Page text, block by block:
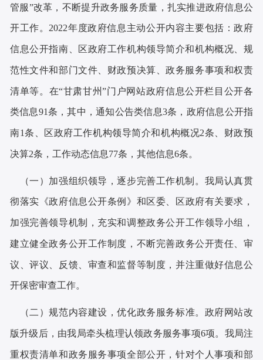
管服”改革， 不断提升政务服务质量，扎实推进政府信息公
开工作。2022年度政府信息主动公开内容主要包括：政府
信息公开指南、区政府工作机构领导简介和机构概况、规
范性文件和部门文件、财政预决算、政务服务事项和权责
清单等。在“甘肃甘州”门户网站政府信息公开栏目公开各
类信息91条，其中，通知公告类信息3条， 政府信息公开指
南1条、区政府工作机构领导简介和机构概况2条、 财政预
决算2条， 工作动态信息77条，其他信息6条。
（一）加强组织领导，逐步完善工作机制。 我局认真贯
彻落实《政府信息公开条例》和区委、区政府有关要求，
加强完善领导机制 ， 充实和调整政务公开工作领导小组，
建立健全政务公开工作制度 ，不断完善政务公开责任、审
议、评议、反馈、审查和监督等制度， 并注重做好信息公
开保密审查工作。
（二）规范内容建设，优化政务服务标准。 政府网站改
版升级 后， 由我局牵头梳理认领政务服务事项6项。我局注
重权责清单和政务服务事项全部公开， 针对个人事项和部